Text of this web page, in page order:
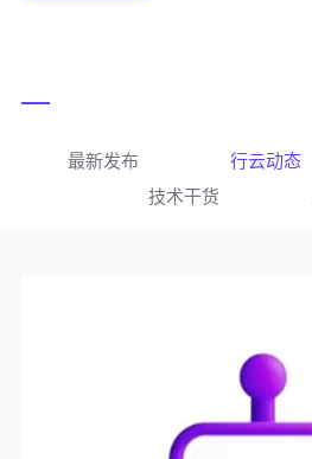
最新发布 行云动态
技术干货